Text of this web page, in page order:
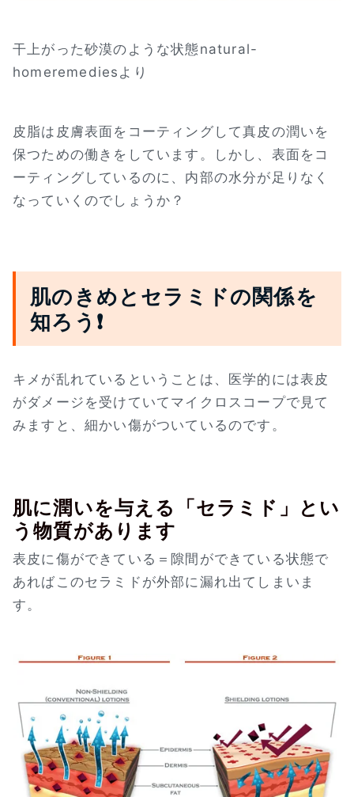
干上がった砂漠のような状態natural-
homeremediesより
皮脂は皮膚表面をコーティングして真皮の潤いを
保つための働きをしています。しかし、表面をコ
ーティングしているのに、内部の水分が足りなく
なっていくのでしょうか？
肌のきめとセラミドの関係を
知ろう❗
キメが乱れているということは、医学的には表皮
がダメージを受けていてマイクロスコープで見て
みますと、細かい傷がついているのです。
肌に潤いを与える「セラミド」とい
う物質があります
表皮に傷ができている＝隙間ができている状態で
あればこのセラミドが外部に漏れ出てしまいま
す。